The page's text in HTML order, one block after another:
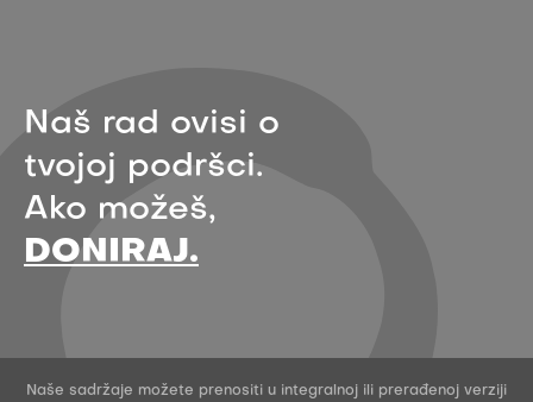
Naš rad ovisi o
tvojoj podršci.
Ako možeš,
DONIRAJ.
Naše sadržaje možete prenositi u integralnoj ili prerađenoj verziji